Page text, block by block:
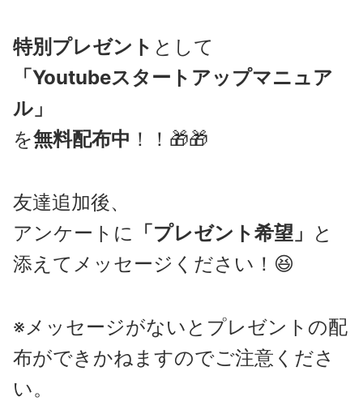
特別プレゼント として
「Youtubeスタートアップマニュア
ル」
を無料配布中 ！！🎁🎁
友達追加後、
アンケートに 「プレゼント希望」 と
添えてメッセージください！😆
※メッセージがないとプレゼントの配
布ができかねますのでご注意くださ
い。